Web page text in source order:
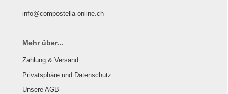
info@compostella-online.ch
Mehr über...
Zahlung & Versand
Privatsphäre und Datenschutz
Unsere AGB